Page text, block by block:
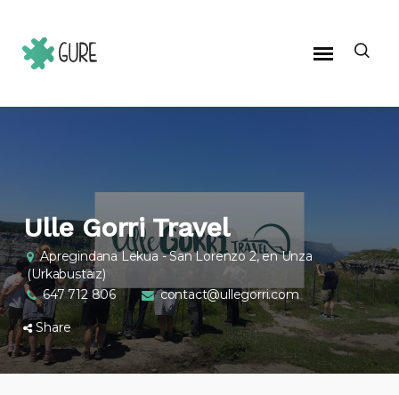
Ulle Gorri Travel
Apregindana Lekua - San Lorenzo 2, en Unza
(Urkabustaiz)
647 712 806
contact@ullegorri.com
Share